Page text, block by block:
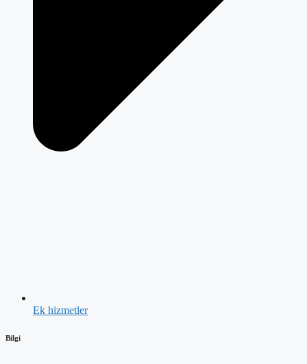
Ek hizmetler
Bilgi